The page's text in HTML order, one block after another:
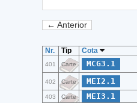
← Anterior
Nr. Tip Cota
401 Carte MCG3.1
402 Carte MEI2.1
403 Carte MEI3.1